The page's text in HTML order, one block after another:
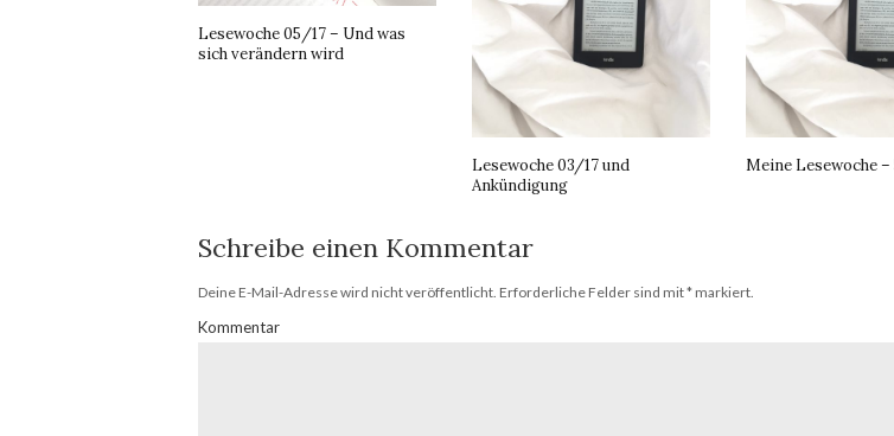
Lesewoche 05/17 – Und was
sich verändern wird
Lesewoche 03/17 und
Ankündigung
Meine Lesewoche –
Schreibe einen Kommentar
Deine E-Mail-Adresse wird nicht veröffentlicht. Erforderliche Felder sind mit*markiert.
Kommentar